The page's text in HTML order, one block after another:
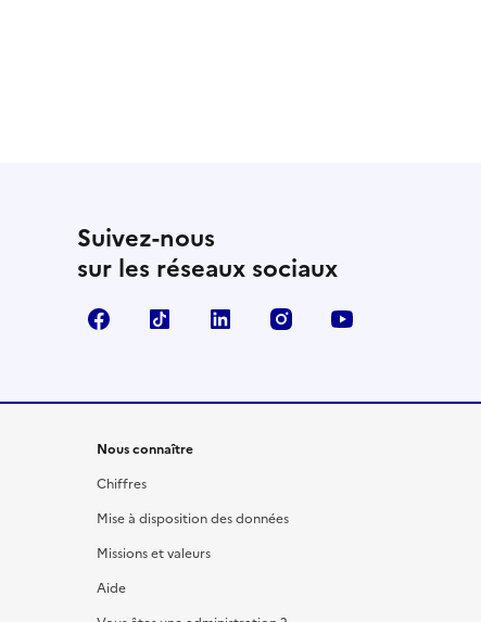
Suivez-nous
sur les réseaux sociaux
FacebookTikTok LinkedIn Instagram
Nous connaître
Chiffres
Mise à disposition des données
Missions et valeurs
Aide